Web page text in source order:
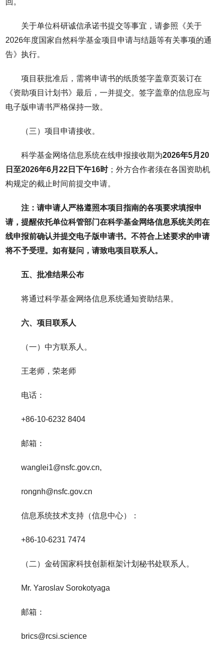
关于单位科研诚信承诺书提交等事宜，请参照《关于
2026年度国家自然科学基金项目申请与结题等有关事项的通
告》执行。
项目获批准后，需将申请书的纸质签字盖章页装订在
《资助项目计划书》最后，一并提交。签字盖章的信息应与
电子版申请书严格保持一致。
（三）项目申请接收。
科学基金网络信息系统在线申报接收期为2026年5月20
日至2026年6月22日下午16时；外方合作者须在各国资助机
构规定的截止时间前提交申请。
注：请申请人严格遵照本项目指南的各项要求填报申
请，提醒依托单位科管部门在科学基金网络信息系统关闭在
线申报前确认并提交电子版申请书。不符合上述要求的申请
将不予受理。如有疑问，请致电项目联系人。
五、批准结果公布
将通过科学基金网络信息系统通知资助结果。
六、项目联系人
（一）中方联系人。
王老师，荣老师
电话：
+86-10-6232 8404
邮箱：
wanglei1@nsfc.gov.cn,
rongnh@nsfc.gov.cn
信息系统技术支持（信息中心）：
+86-10-6231 7474
（二）金砖国家科技创新框架计划秘书处联系人。
Mr. Yaroslav Sorokotyaga
邮箱：
brics@rcsi.science